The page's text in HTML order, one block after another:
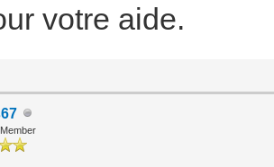
votre aide.